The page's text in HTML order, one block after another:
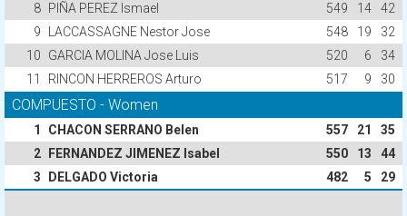
8 PIÑA PEREZ Ismael 549 14
42
9
LACCASSAGNE Nestor Jose 548 19
32
10
GARCIA MOLINA Jose Luis 520 6
34
11
RINCON HERREROS Arturo 517 9 30
COMPUESTO - Women
1 CHACON SERRANO Belen 557 21
35
2
FERNANDEZ JIMENEZ Isabel 550 13
44
3
DELGADO Victoria 482 5 29